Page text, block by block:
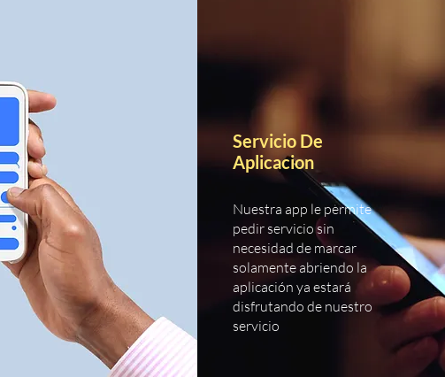
Servicio De
Aplicacion
Nuestra app le permite
pedir servicio sin
necesidad de marcar
solamente abriendo la
aplicación ya estará
disfrutando de nuestro
servicio